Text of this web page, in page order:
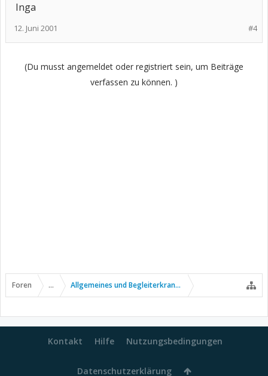
Inga
#4
12. Juni 2001
(Du musst angemeldet oder registriert sein, um Beiträge
verfassen zu können. )
Foren ... Allgemeines und Begleiterkrankungen
Kontakt Hilfe Nutzungsbedingungen
Datenschutzerklärung